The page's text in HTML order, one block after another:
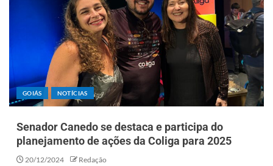
GOIÁS NOTÍCIAS
Senador Canedo se destaca e participa do
planejamento de ações da Coliga para 2025
20/12/2024 Redação